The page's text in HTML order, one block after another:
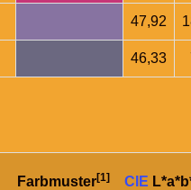
47,92
46,33
Farbmuster[1] CIE